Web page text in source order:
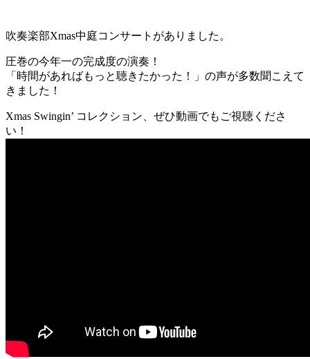
吹奏楽部Xmas中庭コンサートがありました。
圧巻の今年一の完成度の演奏！
「時間があればもっと聴きたかった！」の声が多数聞こえて
きました！
Xmas Swingin’ コレクション、ぜひ動画でもご視聴くださ
い！